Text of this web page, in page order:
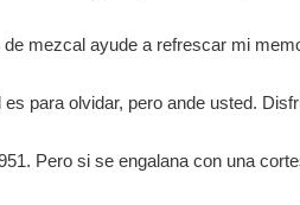
de mezcal ayude a refrescar mi
para olvidar, pero ande usted.
Pero si se engalana con una